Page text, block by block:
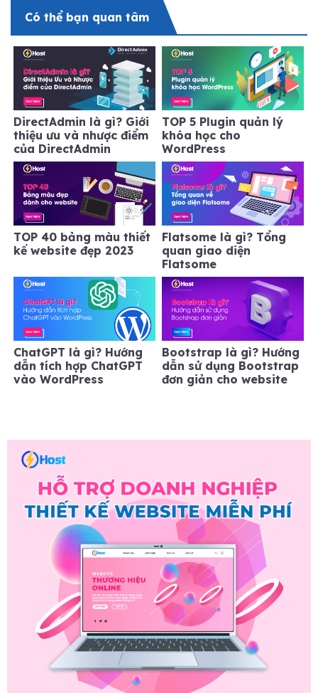
Có thể bạn quan tâm
DirectAdmin là gì? Giới
thiệu ưu và nhược điểm
của DirectAdmin
TOP 5 Plugin quản lý
khóa học cho
WordPress
TOP 40 bảng màu thiết
kế website đẹp 2023
Flatsome là gì? Tổng
quan giao diện
Flatsome
ChatGPT là gì? Hướng
dẫn tích hợp ChatGPT
vào WordPress
Bootstrap là gì? Hướng
dẫn sử dụng Bootstrap
đơn giản cho website